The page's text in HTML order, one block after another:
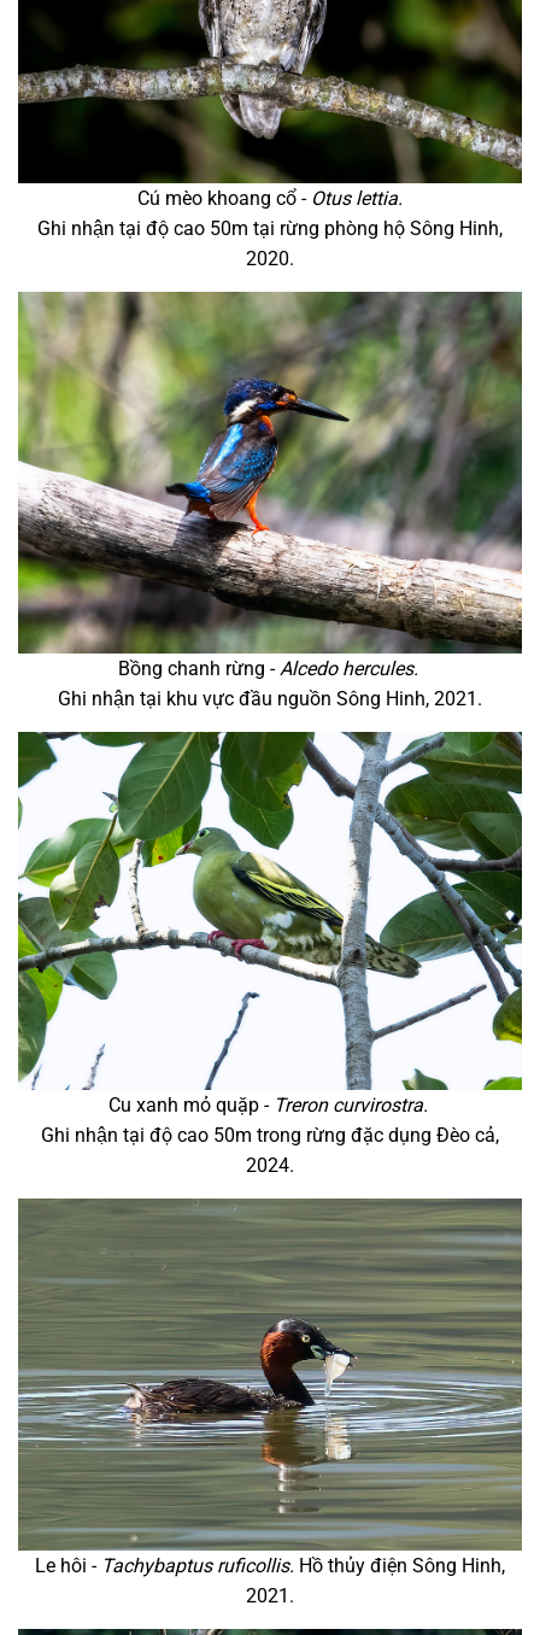
Cú mèo khoang cổ -Otus lettia.
Ghi nhận tại độ cao 50m tại rừng phòng hộ Sông Hinh,
2020.
Bồng chanh rừng -Alcedo hercules.
Ghi nhận tại khu vực đầu nguồn Sông Hinh, 2021.
Cu xanh mỏ quặp -Treron curvirostra.
Ghi nhận tại độ cao 50m trong rừng đặc dụng Đèo cả,
2024.
Le hôi - Tachybaptus ruficollis. Hồ thủy điện Sông Hinh,
2021.